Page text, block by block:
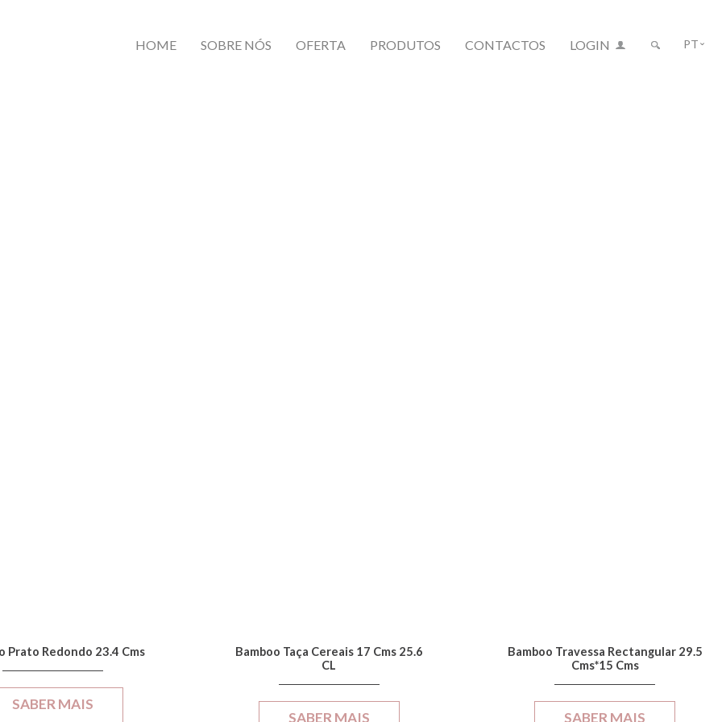
HOME SOBRE NÓS OFERTA PRODUTOS CONTACTOS LOGIN PT
Prato Redondo 23.4 Cms
SABER MAIS
Bamboo Taça Cereais 17 Cms 25.6
CL
SABER MAIS
Bamboo Travessa Rectangular 29.5
Cms*15 Cms
SABER MAIS